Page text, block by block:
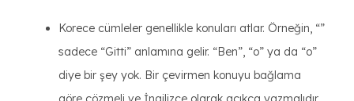
Korece cümleler genellikle konuları atlar. Örneğin, “”
sadece “Gitti” anlamına gelir. “Ben”, “o” ya da “o”
diye bir şey yok. Bir çevirmen konuyu bağlama